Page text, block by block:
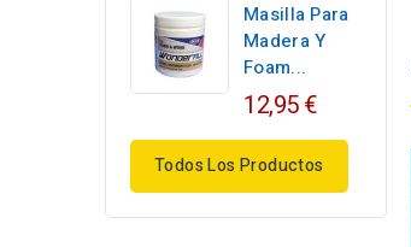
Masilla Para
Madera Y
Foam...
12,95 €
Todos Los Productos